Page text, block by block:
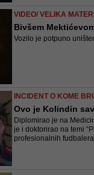
VIDEO/ VELIKA
Bivšem
Vozilo je potpuno
INCIDENT O KOME
Ovo je Kolindin
Diplomirao je na
je i doktorirao na temi
profesionalnih